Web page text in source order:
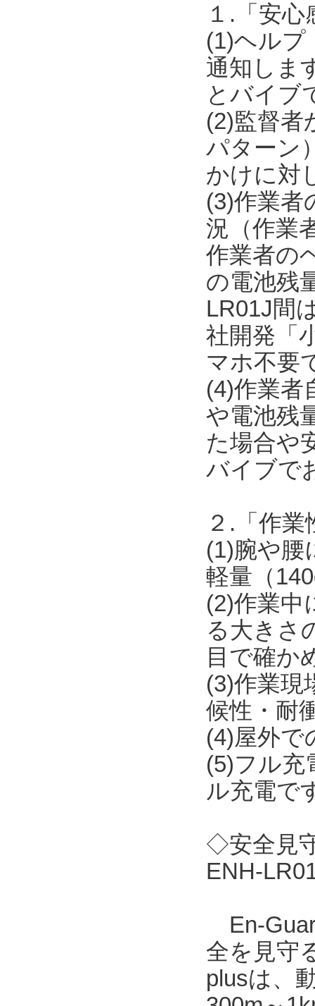
１.「安
(1)ヘルプ
通知しま
とバイブ
(2)監督者
パターン
かけに対
(3)作業者
況（作業
作業者の
の電池残
LR01J間
社開発「
マホ不要
(4)作業者
や電池残
た場合や
バイブで
２.「作
(1)腕や腰
軽量（
(2)作業中
る大きさ
目で確か
(3)作業現
候性・耐
(4)屋外で
(5)フル充
ル充電で
◇安全見
ENH-
En-
全を見守
plusは、